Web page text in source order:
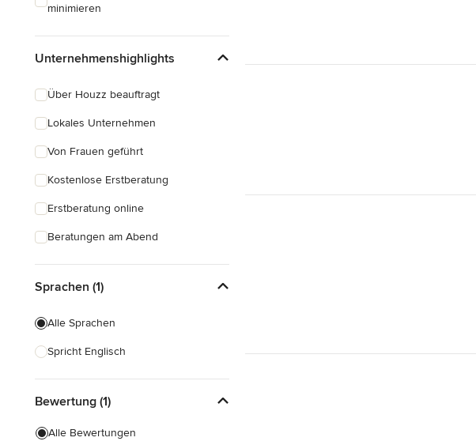
minimieren
Unternehmenshighlights
Über Houzz beauftragt
Lokales Unternehmen
Von Frauen geführt
Kostenlose Erstberatung
Erstberatung online
Beratungen am Abend
Sprachen (1)
Alle Sprachen
Spricht Englisch
Bewertung (1)
Alle Bewertungen